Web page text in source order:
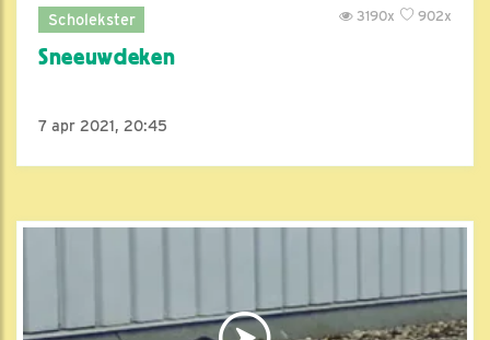
Scholekster 902x
3190x
Sneeuwdeken
7 apr 2021, 20:45